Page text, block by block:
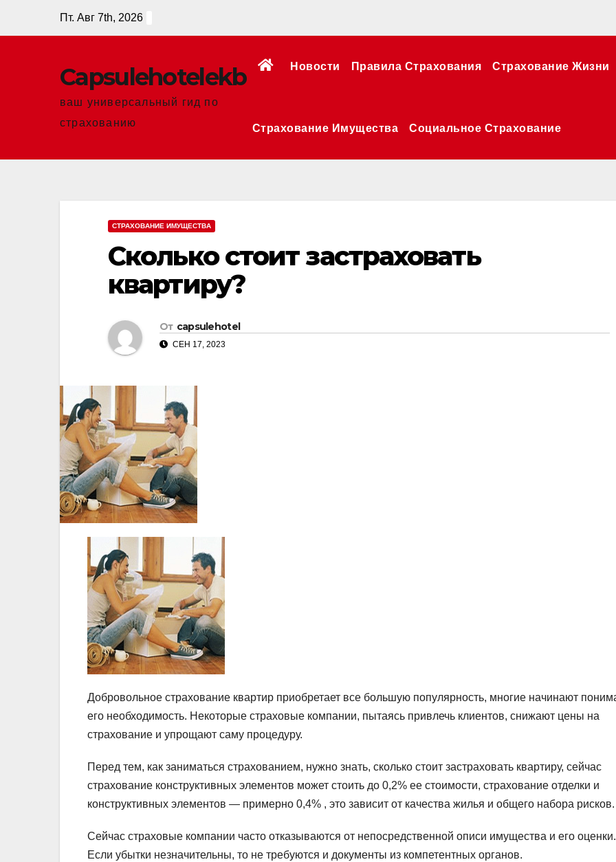
Пт. Авг 7th, 2026
Сapsulehotelekb
ваш универсальный гид по
страхованию
Новости Правила Страхования Страхование Жизни
Страхование Имущества Социальное Страхование
СТРАХОВАНИЕ ИМУЩЕСТВА
Сколько стоит застраховать
квартиру?
От capsulehotel
СЕН 17, 2023
Добровольное страхование квартир приобретает все большую популярность, многие начинают
его необходимость. Некоторые страховые компании, пытаясь привлечь клиентов, снижают цены на
страхование и упрощают саму процедуру.
Перед тем, как заниматься страхованием, нужно знать, сколько стоит застраховать квартиру, сейчас
страхование конструктивных элементов может стоить до 0,2% ее стоимости, страхование отделки и
конструктивных элементов — примерно 0,4% , это зависит от качества жилья и общего набора рисков.
Сейчас страховые компании часто отказываются от непосредственной описи имущества и его оценки.
Если убытки незначительны, то не требуются и документы из компетентных органов.